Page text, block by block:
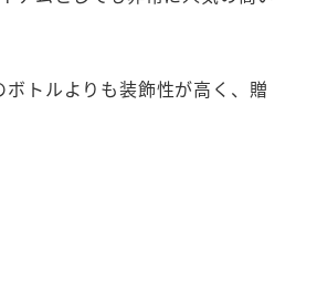
トルよりも装飾性が高く、贈